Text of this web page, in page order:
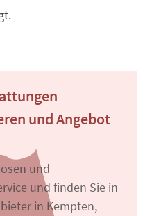
und Angebot
und
und finden Sie in
in Kempten,